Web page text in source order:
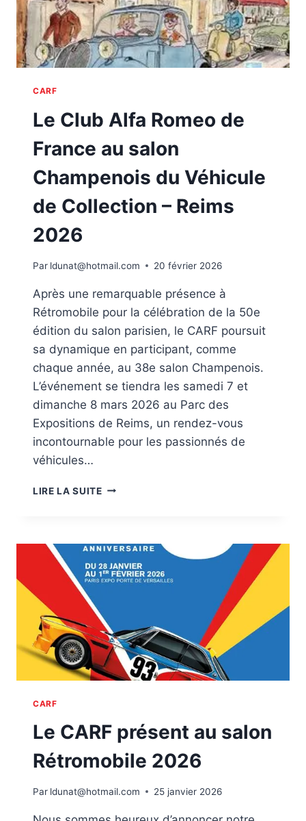
CARF
Le Club Alfa Romeo de
France au salon
Champenois du Véhicule
de Collection – Reims
2026
Par ldunat@hotmail.com 20 février 2026
Après une remarquable présence à
Rétromobile pour la célébration de la 50e
édition du salon parisien, le CARF poursuit
sa dynamique en participant, comme
chaque année, au 38e salon Champenois.
L’événement se tiendra les samedi 7 et
dimanche 8 mars 2026 au Parc des
Expositions de Reims, un rendez-vous
incontournable pour les passionnés de
véhicules…
LIRE LA SUITELE
DE
AU
DU
VÉHICULE
DE
COLLECTION
–
CARF
Le CARF présent au salon
Rétromobile 2026
Par ldunat@hotmail.com 25 janvier 2026